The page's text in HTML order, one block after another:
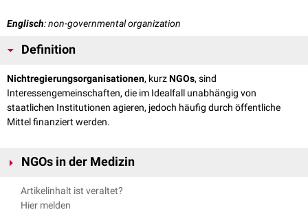
Englisch: non-governmental organization
Definition
Nichtregierungsorganisationen, kurzNGOs, sind
Interessengemeinschaften, die im Idealfall unabhängig von
staatlichen Institutionen agieren, jedoch häufig durch öffentliche
Mittel finanziert werden.
NGOs in der Medizin
Ärzte ohne Grenzen
(MSF): Verbesserung von medizinischer
Grundversorgung
Artikelinhalt ist veraltet?
Hier melden